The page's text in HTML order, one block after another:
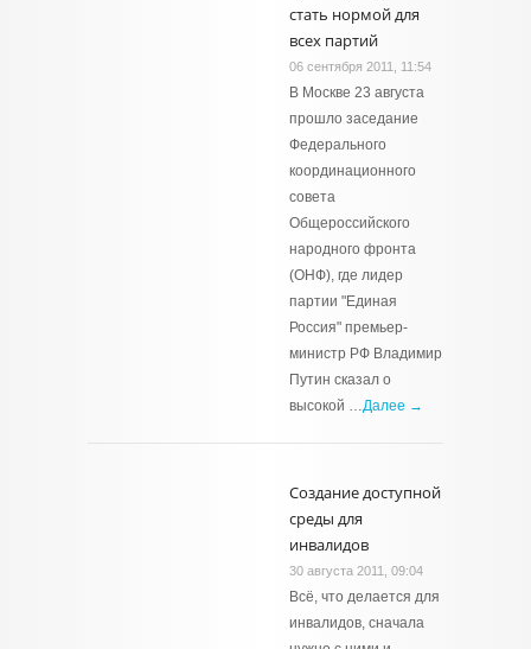
стать нормой для
всех партий
06 сентября 2011, 11:54
В Москве 23 августа
прошло заседание
Федерального
координационного
совета
Общероссийского
народного фронта
(ОНФ), где лидер
партии "Единая
Россия" премьер-
министр РФ Владимир
Путин сказал о
высокой …Далее →
Создание доступной
среды для
инвалидов
30 августа 2011, 09:04
Всё, что делается для
инвалидов, сначала